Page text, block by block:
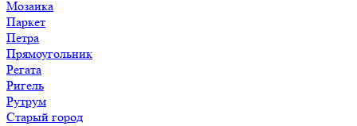
Мозаика
Паркет
Петра
Прямоугольник
Регата
Ригель
Рутрум
Старый город